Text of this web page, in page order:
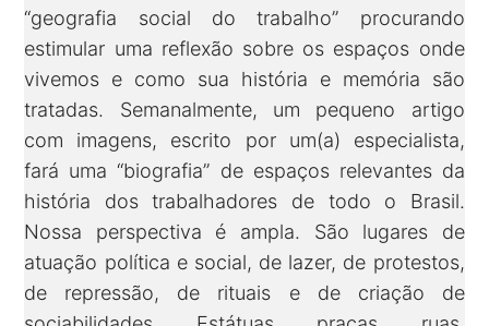
“geografia social do trabalho” procurando
estimular uma reflexão sobre os espaços onde
vivemos e como sua história e memória são
tratadas. Semanalmente, um pequeno artigo
com imagens, escrito por um(a) especialista,
fará uma “biografia” de espaços relevantes da
história dos trabalhadores de todo o Brasil.
Nossa perspectiva é ampla. São lugares de
atuação política e social, de lazer, de protestos,
de repressão, de rituais e de criação de